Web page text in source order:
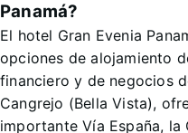
Panamá?
El hotel Gran Evenia
opciones de alojamiento
financiero y de negocios
Cangrejo (Bella Vista),
importante Vía España,